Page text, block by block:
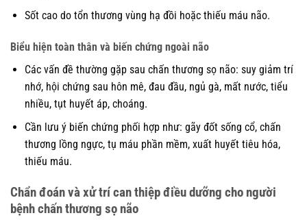
Sốt cao do tổn thương vùng hạ đồi hoặc thiếu máu não.
Biểu hiện toàn thân và biến chứng ngoài não
Các vấn đề thường gặp sau chấn thương sọ não: suy giảm trí
nhớ, hội chứng sau hôn mê, đau đầu, ngủ gà, mất nước, tiểu
nhiều, tụt huyết áp, choáng.
Cần lưu ý biến chứng phối hợp như: gãy đốt sống cổ, chấn
thương lồng ngực, tụ máu phần mềm, xuất huyết tiêu hóa,
thiếu máu.
Chẩn đoán và xử trí can thiệp điều dưỡng cho người
bệnh chấn thương sọ não